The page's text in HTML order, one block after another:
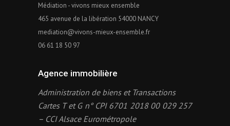
Médiation - vivons mieux ensemble
465 avenue de la libération 54000 NANCY
mediation@vivons-mieux-ensemble.fr
06 61 18 50 97
Agence immobilière
Administration de biens et Transactions
Cartes T et G n° CPI 6701 2018 00 029 257
– CCI Alsace Eurométropole